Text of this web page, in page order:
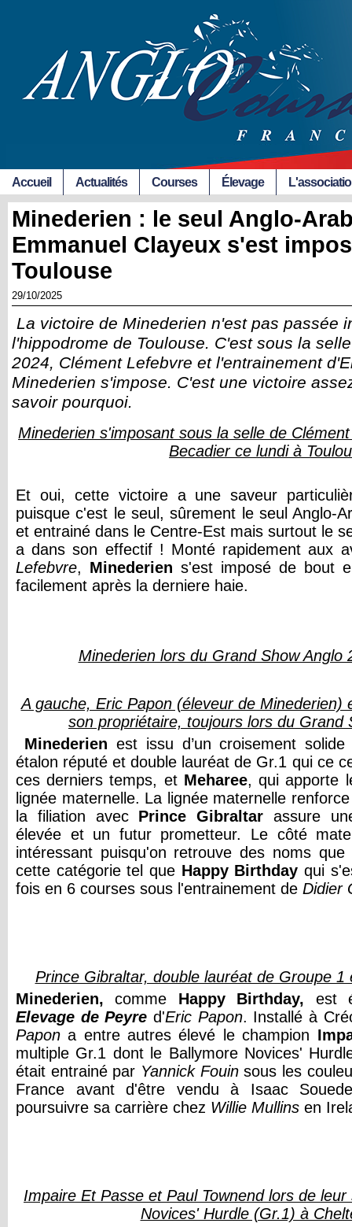
Accueil Actualités Courses Élevage
Minederien : le seul Anglo-
Emmanuel Clayeux s'est
Toulouse
29/10/2025
La victoire de Minederien n'est pas passée
l'hippodrome de Toulouse. C'est sous la
2024, Clément Lefebvre et l'entrainement
Minederien s'impose. C'est une victoire
savoir pourquoi.
Minederien s'imposant sous la selle de
Becadier ce lundi à
Et oui, cette victoire a une saveur
puisque c'est le seul, sûrement le seul Anglo-
et entrainé dans le Centre-Est mais surtout le
a dans son effectif ! Monté rapidement aux
Lefebvre, Minederien s'est imposé de bout
facilement après la derniere haie.
Minederien lors du Grand Show Anglo
A gauche, Eric Papon (éleveur de Minederien)
son propriétaire, toujours lors du Grand
Minederien est issu d’un croisement
étalon réputé et double lauréat de Gr.1 qui ce
ces derniers temps, et Meharee, qui apporte
lignée maternelle. La lignée maternelle
la filiation avec Prince Gibraltar assure
élevée et un futur prometteur. Le côté
intéressant puisqu'on retrouve des noms
cette catégorie tel que Happy Birthday qui
fois en 6 courses sous l'entrainement de Didier
Prince Gibraltar, double lauréat de Groupe 1
Minederien, comme Happy Birthday, est
Elevage de Peyre d'Eric Papon. Installé à
Papon a entre autres élevé le champion
multiple Gr.1 dont le Ballymore Novices'
était entrainé par Yannick Fouinsous les
France avant d'être vendu à Isaac
poursuivre sa carrière chez Willie Mullins en
Impaire Et Passe et Paul Townend lors de
Novices' Hurdle (Gr.1) à